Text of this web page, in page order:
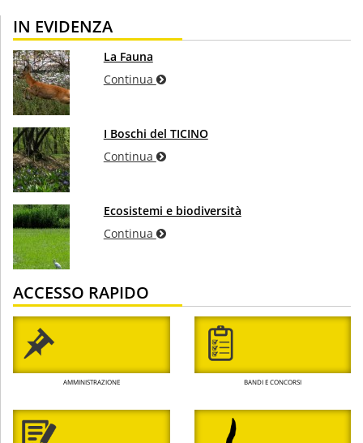
IN EVIDENZA
La Fauna
Continua
I Boschi del TICINO
Continua
Ecosistemi e biodiversità
Continua
ACCESSO RAPIDO
AMMINISTRAZIONE BANDI E CONCORSI